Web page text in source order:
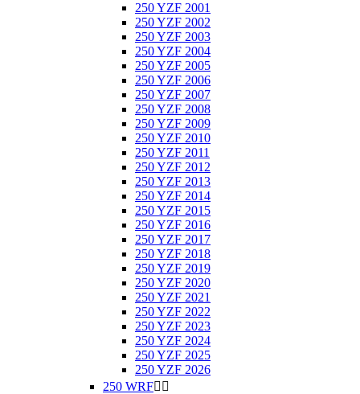
250 YZF 2001
250 YZF 2002
250 YZF 2003
250 YZF 2004
250 YZF 2005
250 YZF 2006
250 YZF 2007
250 YZF 2008
250 YZF 2009
250 YZF 2010
250 YZF 2011
250 YZF 2012
250 YZF 2013
250 YZF 2014
250 YZF 2015
250 YZF 2016
250 YZF 2017
250 YZF 2018
250 YZF 2019
250 YZF 2020
250 YZF 2021
250 YZF 2022
250 YZF 2023
250 YZF 2024
250 YZF 2025
250 YZF 2026
250 WRF 